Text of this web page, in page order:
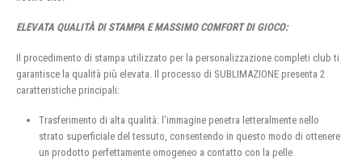
ELEVATA QUALITÀ DI STAMPA E MASSIMO COMFORT DI GIOCO:
Il procedimento di stampa utilizzato per la personalizzazione completi club ti
garantisce la qualità più elevata. Il processo di SUBLIMAZIONE presenta 2
caratteristiche principali:
Trasferimento di alta qualità: l’immagine penetra letteralmente nello
strato superficiale del tessuto, consentendo in questo modo di ottenere
un prodotto perfettamente omogeneo a contatto con la pelle